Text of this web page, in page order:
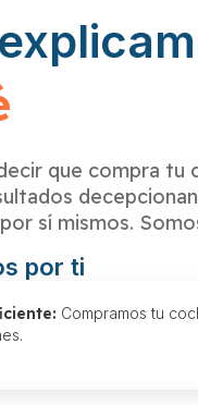
que compra
sí mismos.
por ti
Compramos tu